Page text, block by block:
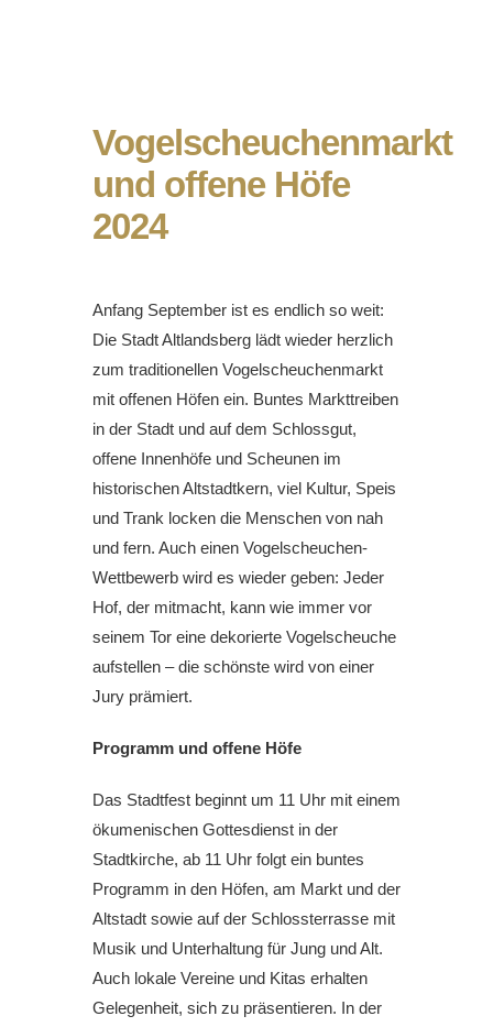
Vogelscheuchenmarkt
und offene Höfe
2024
Anfang September ist es endlich so weit:
Die Stadt Altlandsberg lädt wieder herzlich
zum traditionellen Vogelscheuchenmarkt
mit offenen Höfen ein. Buntes Markttreiben
in der Stadt und auf dem Schlossgut,
offene Innenhöfe und Scheunen im
historischen Altstadtkern, viel Kultur, Speis
und Trank locken die Menschen von nah
und fern. Auch einen Vogelscheuchen-
Wettbewerb wird es wieder geben: Jeder
Hof, der mitmacht, kann wie immer vor
seinem Tor eine dekorierte Vogelscheuche
aufstellen – die schönste wird von einer
Jury prämiert.
Programm und offene Höfe
Das Stadtfest beginnt um 11 Uhr mit einem
ökumenischen Gottesdienst in der
Stadtkirche, ab 11 Uhr folgt ein buntes
Programm in den Höfen, am Markt und der
Altstadt sowie auf der Schlossterrasse mit
Musik und Unterhaltung für Jung und Alt.
Auch lokale Vereine und Kitas erhalten
Gelegenheit, sich zu präsentieren. In der